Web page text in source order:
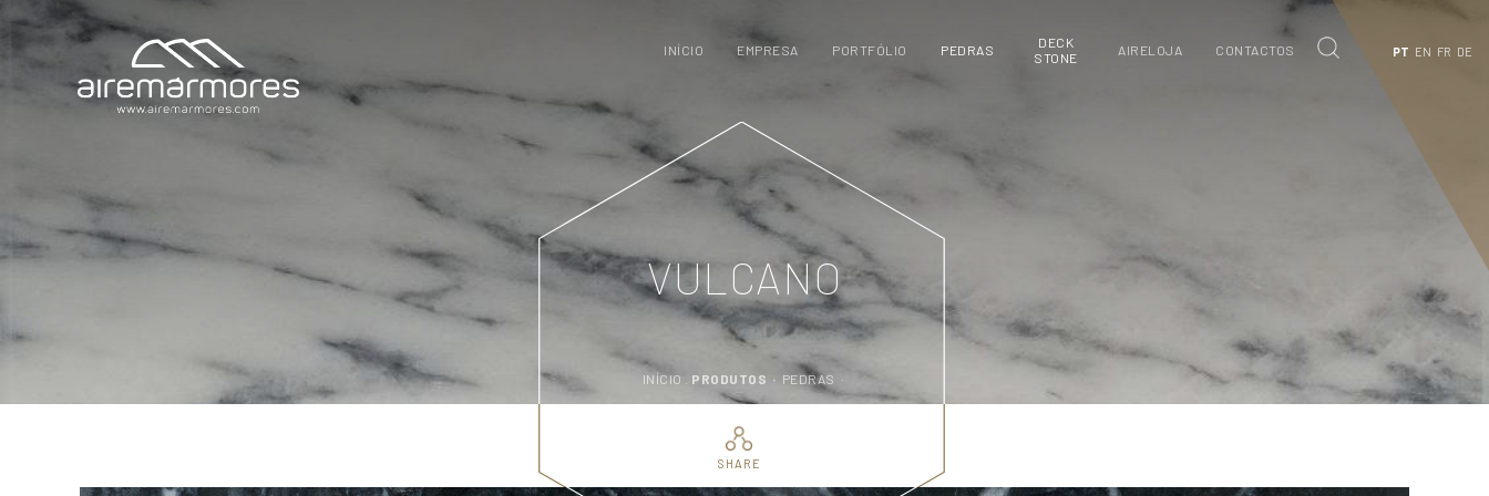
INÍCIO EMPRESA PORTFÓLIO PEDRAS
DECK
STONE
AIRELOJA CONTACTOS PT EN FR DE
VULCANO
INÍCIO . PRODUTOS · PEDRAS ·